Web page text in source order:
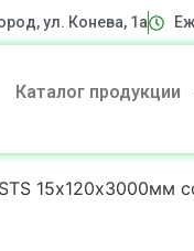
ул. Конева, 1а
Каталог продукции
15х120х3000мм